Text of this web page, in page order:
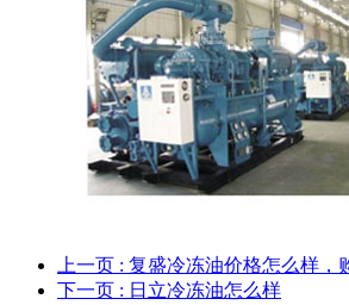
上一页 : 复盛冷冻油价格怎么样，
下一页 : 日立冷冻油怎么样